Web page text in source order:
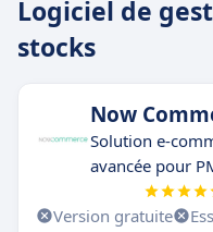
Logiciel de
stocks
Now
Solution e-
avancée pour
Version gratuite